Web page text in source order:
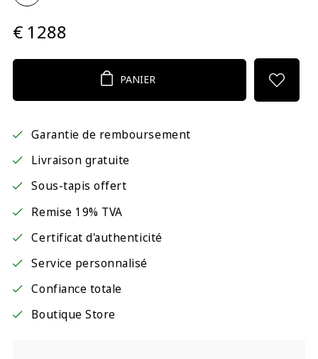
€ 1288
PANIER
Garantie de remboursement
Livraison gratuite
Sous-tapis offert
Remise 19% TVA
Certificat d'authenticité
Service personnalisé
Confiance totale
Boutique Store